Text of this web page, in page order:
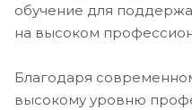
обучение для
на высоком
Благодаря
высокому уровню